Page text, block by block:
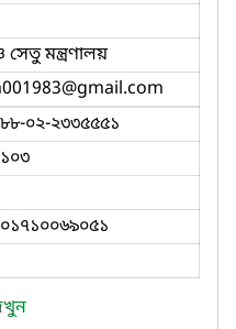
মন্ত্রণালয়
@gmail.com
৮৮-০২-২৩৩৫৫৫১
১০৩
০১৭১০০৬৯০৫১